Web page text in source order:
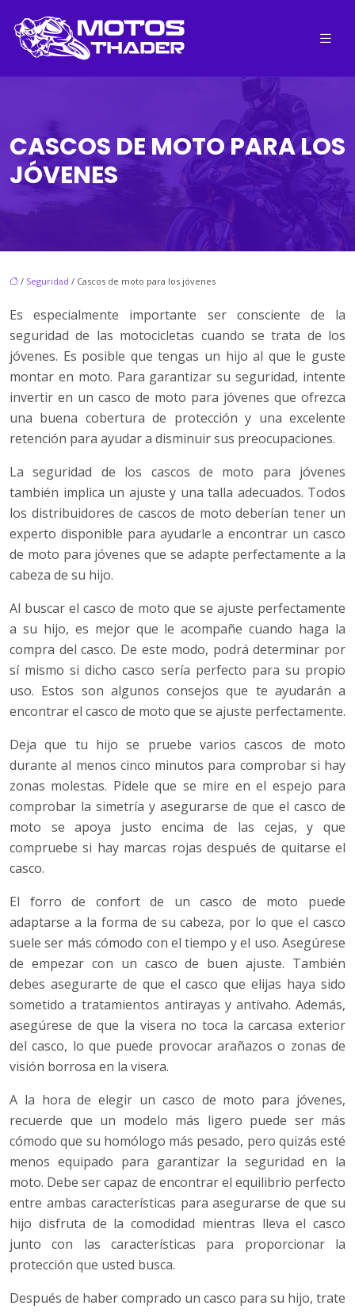
CASCOS DE MOTO PARA LOS
JÓVENES
/ Seguridad / Cascos de moto para los jóvenes
Es especialmente importante ser consciente de la
seguridad de las motocicletas cuando se trata de los
jóvenes. Es posible que tengas un hijo al que le guste
montar en moto. Para garantizar su seguridad, intente
invertir en un casco de moto para jóvenes que ofrezca
una buena cobertura de protección y una excelente
retención para ayudar a disminuir sus preocupaciones.
La seguridad de los cascos de moto para jóvenes
también implica un ajuste y una talla adecuados. Todos
los distribuidores de cascos de moto deberían tener un
experto disponible para ayudarle a encontrar un casco
de moto para jóvenes que se adapte perfectamente a la
cabeza de su hijo.
Al buscar el casco de moto que se ajuste perfectamente
a su hijo, es mejor que le acompañe cuando haga la
compra del casco. De este modo, podrá determinar por
sí mismo si dicho casco sería perfecto para su propio
uso. Estos son algunos consejos que te ayudarán a
encontrar el casco de moto que se ajuste perfectamente.
Deja que tu hijo se pruebe varios cascos de moto
durante al menos cinco minutos para comprobar si hay
zonas molestas. Pídele que se mire en el espejo para
comprobar la simetría y asegurarse de que el casco de
moto se apoya justo encima de las cejas, y que
compruebe si hay marcas rojas después de quitarse el
casco.
El forro de confort de un casco de moto puede
adaptarse a la forma de su cabeza, por lo que el casco
suele ser más cómodo con el tiempo y el uso. Asegúrese
de empezar con un casco de buen ajuste. También
debes asegurarte de que el casco que elijas haya sido
sometido a tratamientos antirayas y antivaho. Además,
asegúrese de que la visera no toca la carcasa exterior
del casco, lo que puede provocar arañazos o zonas de
visión borrosa en la visera.
A la hora de elegir un casco de moto para jóvenes,
recuerde que un modelo más ligero puede ser más
cómodo que su homólogo más pesado, pero quizás esté
menos equipado para garantizar la seguridad en la
moto. Debe ser capaz de encontrar el equilibrio perfecto
entre ambas características para asegurarse de que su
hijo disfruta de la comodidad mientras lleva el casco
junto con las características para proporcionar la
protección que usted busca.
Después de haber comprado un casco para su hijo, trate